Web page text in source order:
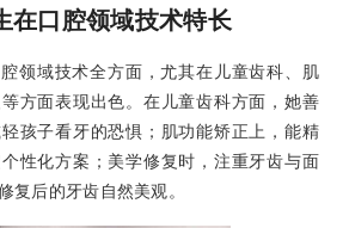
在口腔领域技术特长
领域技术全方面，尤其在儿童齿科、肌
方面表现出色。在儿童齿科方面，她善
孩子看牙的恐惧；肌功能矫正上，能精
性化方案；美学修复时，注重牙齿与面
复后的牙齿自然美观。